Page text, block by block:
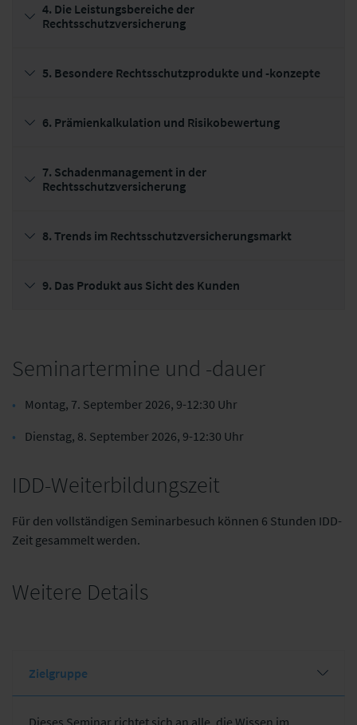
4. Die Leistungsbereiche der
Rechtsschutzversicherung
5. Besondere Rechtsschutzprodukte und -konzepte
6. Prämienkalkulation und Risikobewertung
7. Schadenmanagement in der
Rechtsschutzversicherung
8. Trends im Rechtsschutzversicherungsmarkt
9. Das Produkt aus Sicht des Kunden
Seminartermine und -dauer
Montag, 7. September 2026, 9-12:30 Uhr
Dienstag, 8. September 2026, 9-12:30 Uhr
IDD-Weiterbildungszeit
Für den vollständigen Seminarbesuch können 6 Stunden IDD-
Zeit gesammelt werden.
Weitere Details
Zielgruppe
Dieses Seminar richtet sich an alle, die Wissen im